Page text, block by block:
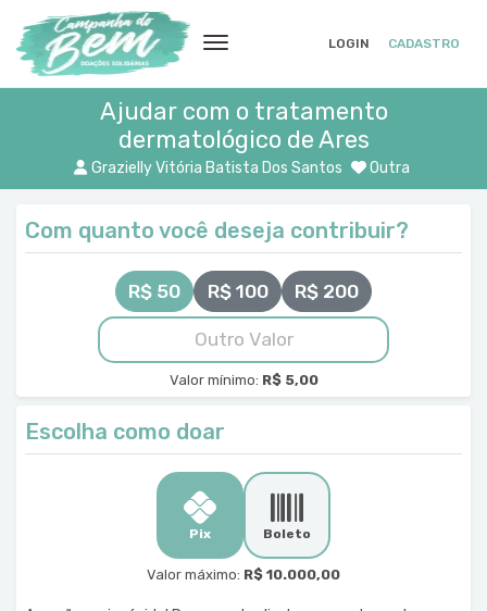
LOGIN CADASTRO
Ajudar com o tratamento
dermatológico de Ares
Grazielly Vitória Batista Dos Santos Outra
Com quanto você deseja contribuir?
R$ 50 R$ 100 R$ 200
Valor mínimo: R$ 5,00
Escolha como doar
Pix Boleto
Valor máximo: R$ 10.000,00